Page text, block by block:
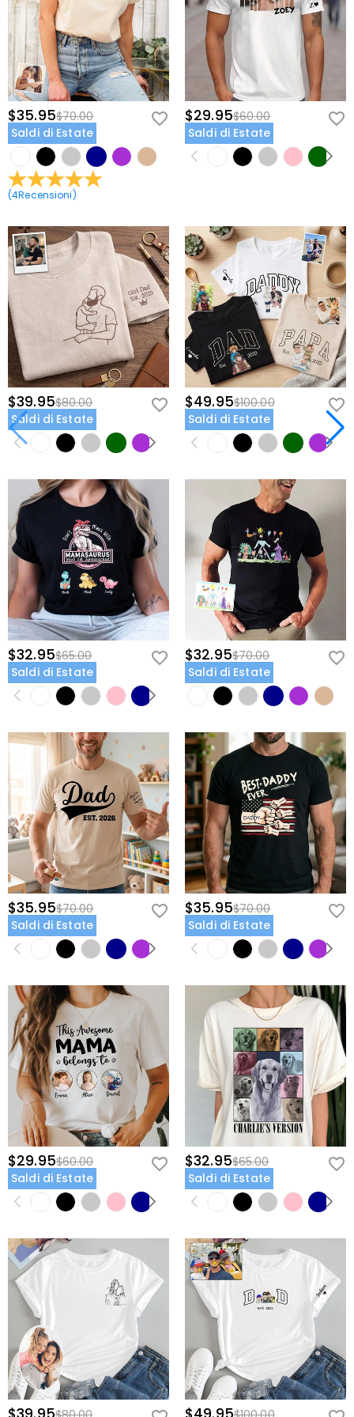
$35.95$70.00
Saldi di Estate
(4Recensioni)
$29.95$60.00
Saldi di Estate
$39.95$80.00
Saldi di Estate
$49.95$100.00
Saldi di Estate
$32.95$65.00
Saldi di Estate
$32.95$70.00
Saldi di Estate
$35.95$70.00
Saldi di Estate
$35.95$70.00
Saldi di Estate
$29.95$60.00
Saldi di Estate
$32.95$65.00
Saldi di Estate